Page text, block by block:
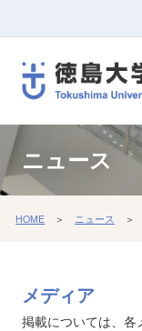
ニュース
HOME ＞ ニュース ＞
メディア
掲載については、各